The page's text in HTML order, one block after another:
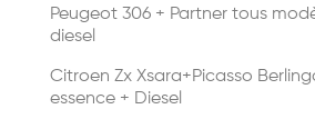
Peugeot 306 + Partner tous
diesel
Citroen Zx Xsara+Picasso
essence + Diesel